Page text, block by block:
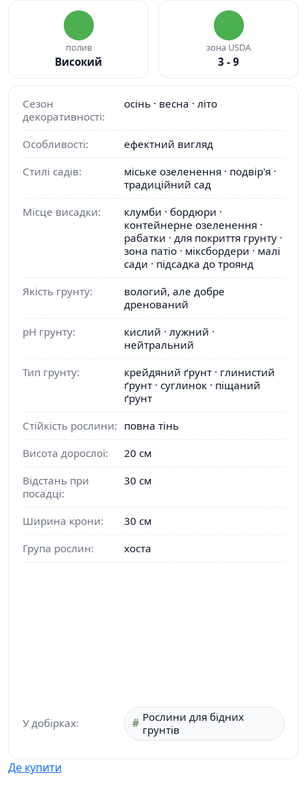
полив
Високий
зона USDA
3 - 9
Сезон
декоративності:
осінь · весна · літо
Особливості:
ефектний вигляд
Стилі садів:
міське озеленення · подвір'я ·
традиційний сад
Місце висадки:
клумби · бордюри ·
контейнерне озеленення ·
рабатки · для покриття грунту ·
зона патіо · міксбордери · малі
сади · підсадка до троянд
Якість грунту:
вологий, але добре
дренований
pH грунту:
кислий · лужний ·
нейтральний
Тип грунту:
крейдяний ґрунт · глинистий
ґрунт · суглинок · піщаний
ґрунт
Стійкість рослини: повна тінь
Висота дорослої:
20 см
Відстань при
посадці:
30 см
Ширина крони:
30 см
Група рослин:
хоста
У добірках:
Рослини для бідних
грунтів
Де купити